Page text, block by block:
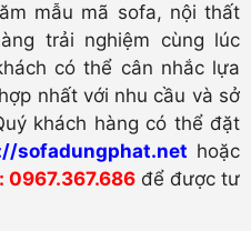
mẫu mã sofa, nội thất
trải nghiệm cùng lúc
có thể cân nhắc lựa
nhất với nhu cầu và sở
khách hàng có thể đặt
sofadungphat.net hoặc
0967.367.686để được tư